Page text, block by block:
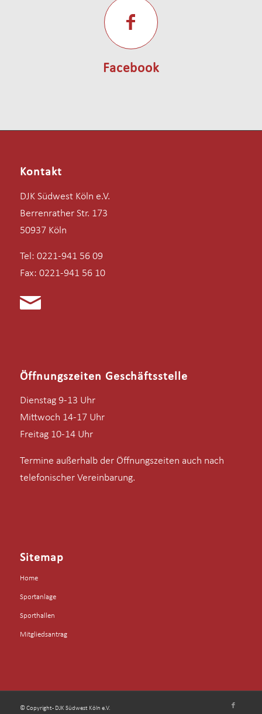
Facebook
Kontakt
DJK Südwest Köln e.V.
Berrenrather Str. 173
50937 Köln
Tel: 0221-941 56 09
Fax: 0221-941 56 10
Öffnungszeiten Geschäftsstelle
Dienstag 9-13 Uhr
Mittwoch 14-17 Uhr
Freitag 10-14 Uhr
Termine außerhalb der Öffnungszeiten auch nach
telefonischer Vereinbarung.
Sitemap
Home
Sportanlage
Sporthallen
Mitgliedsantrag
© Copyright - DJK Südwest Köln e.V.